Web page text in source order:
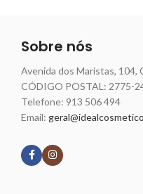
Sobre nós
Avenida dos Maristas, 104,
CÓDIGO POSTAL: 2775-
Telefone: 913 506 494
Email: